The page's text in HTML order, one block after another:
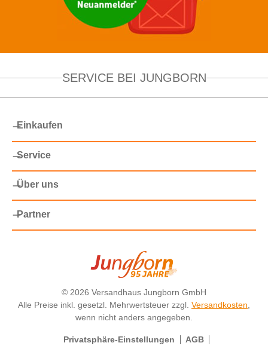
SERVICE BEI JUNGBORN
Einkaufen
Service
Über uns
Partner
© 2026 Versandhaus Jungborn GmbH
Alle Preise inkl. gesetzl. Mehrwertsteuer zzgl. Versandkosten
wenn nicht anders angegeben.
Privatsphäre-Einstellungen AGB